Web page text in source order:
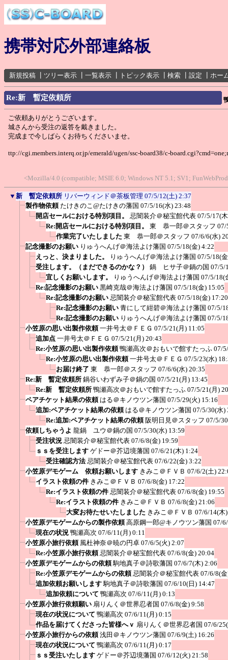
携帯対応外部連絡板
新規投稿 ツリー表示 一覧表示 トピック表示 検索 設定 ホー
Re:新 暫定依頼所
ご依頼ありがとうございます。
城さんから受注の返答を戴きました。
完成まで今しばらくお待ちくださいませ。
ttp://cgi.members.interq.or.jp/emerald/ugen/ssc-board38/c-
<Mozilla/4.0 (compatible; MSIE 6.0; Windows NT 5.1; SV1;
▼ 新 暫定依頼所 リバーウィンド＠茶板管理 07/5/12(土) 2:37
製作物依頼 たけきのこ@たけきの藩国 07/5/16(水) 23:48
開店セールにおける特別項目。
忌闇装介＠秘宝館代表 07/5/17(
Re:開店セールにおける特別項目。
東 恭一郎＠スタッフ 07/
作業完了いたしました 東 恭一郎＠スタッフ 07/6/6(水)
記念撮影のお願い りゅうへんげ＠海法よけ藩国 07/5/18(金) 4:22
えっと、決まりました。
りゅうへんげ＠海法よけ藩国 07/5/18(
受注します。（まだできるのかな？）
鍋 ヒサ子＠鍋の国 07/5/
宜しくお願いします。
りゅうへんげ＠海法よけ藩国 07/5/18(
Re:記念撮影のお願い 黒崎克哉＠海法よけ藩国 07/5/18(金) 15:05
Re:記念撮影のお願い 忌闇装介＠秘宝館代表 07/5/18(金) 17:20
Re:記念撮影のお願い 青にして紺碧＠海法よけ藩国 07/5/
Re:記念撮影のお願い りゅうへんげ＠海法よけ藩国 07/5/
小笠原の思い出製作依頼 一井号太＠ＦＥＧ 07/5/21(月) 11:05
追加点 一井号太＠ＦＥＧ 07/5/21(月) 20:43
Re:小笠原の思い出製作依頼 鴨瀬高次＠おもいで館すたっふ 07/
Re:小笠原の思い出製作依頼 一井号太＠ＦＥＧ 07/5/23(水)
お届け終了 東 恭一郎＠スタッフ 07/6/6(水) 20:35
Re:新 暫定依頼所 鍋谷いわずみ子＠鍋の国 07/5/21(月) 13:45
Re:新 暫定依頼所 鴨瀬高次＠おもいで館すたっふ 07/5/21(月)
ペアチケット結果の依頼 はる＠キノウツン藩国 07/5/29(火) 15:16
追加:ペアチケット結果の依頼 はる＠キノウツン藩国 07/5/30(水)
Re:追加:ペアチケット結果の依頼 阪明日見＠スタッフ 07/5/
依頼しちゃうよ 龍鍋 ユウ＠鍋の国 07/5/30(水) 13:59
受注状況 忌闇装介＠秘宝館代表 07/6/8(金) 19:59
ｓｓを受注します ゲドー＠芥辺境藩国 07/6/21(木) 1:24
受注確認方法 忌闇装介＠秘宝館代表 07/6/22(金) 3:22
小笠原デモゲーム 依頼お願いします きみこ＠ＦＶＢ 07/6/2(土)
イラスト依頼の件 きみこ＠ＦＶＢ 07/6/8(金) 17:22
Re:イラスト依頼の件 忌闇装介＠秘宝館代表 07/6/8(金) 19:55
Re:イラスト依頼の件 きみこ＠ＦＶＢ 07/6/8(金) 21:06
大変お待たせいたしました きみこ＠ＦＶＢ 07/6/14(木
小笠原デモゲームからの製作依頼 高原鋼一郎@キノウツン藩国 07/
現在の状況 鴨瀬高次 07/6/11(月) 0:11
小笠原小旅行依頼 風杜神奈＠暁の円卓 07/6/5(火) 2:07
Re:小笠原小旅行依頼 忌闇装介＠秘宝館代表 07/6/8(金) 20:04
小笠原デモゲームからの依頼 駒地真子＠詩歌藩国 07/6/7(木) 2:06
Re:小笠原デモゲームからの依頼 忌闇装介＠秘宝館代表 07/6/8(
追加依頼お願いします 駒地真子＠詩歌藩国 07/6/10(日) 14:47
追加依頼について 鴨瀬高次 07/6/11(月) 0:13
小笠原小旅行依頼願い 扇りんく＠世界忍者国 07/6/8(金) 9:58
現在の状況について 鴨瀬高次 07/6/11(月) 0:15
作品を届けてくださった皆様へｖ 扇りんく＠世界忍者国 07/6/
小笠原小旅行からの依頼 浅田＠キノウツン藩国 07/6/9(土) 16:26
現在の状況について 鴨瀬高次 07/6/11(月) 0:17
ｓｓ受注いたします ゲドー＠芥辺境藩国 07/6/12(火) 21:58